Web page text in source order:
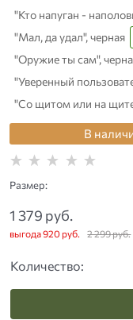
"Кто напуган -
"Мал, да удал", черная
"Оружие ты сам",
"Уверенный
"Со щитом или на
В
Размер:
2 299 руб.
1 379 руб.
выгода920 руб.
Количество: